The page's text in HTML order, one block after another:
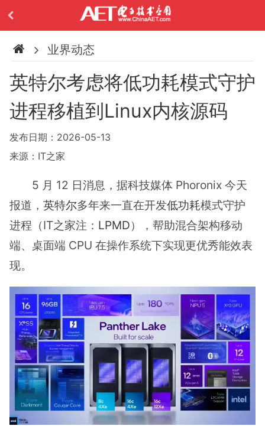
业界动态
英特尔考虑将低功耗模式守护
进程移植到Linux内核源码
发布日期：2026-05-13
来源：IT之家
5 月 12 日消息，据科技媒体 Phoronix 今天
报道， 英特尔多年来一直在开发低功耗模式守护
进程（IT之家注： LPMD），帮助混合架构移动
端、桌面端 CPU 在操作系统下实现更优秀能效表
现。